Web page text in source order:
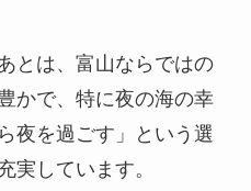
とは、富山ならではの
かで、特に夜の海の幸
夜を過ごす」という選
実しています。